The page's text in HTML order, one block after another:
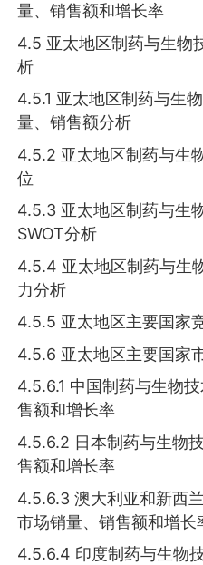
量、销售额和增长率
4.5 亚太地区制药与生物
析
4.5.1 亚太地区制药与生
量、销售额分析
4.5.2 亚太地区制药与生
位
4.5.3 亚太地区制药与生
SWOT分析
4.5.4 亚太地区制药与生
力分析
4.5.5 亚太地区主要国家
4.5.6 亚太地区主要国家
4.5.6.1 中国制药与生物
售额和增长率
4.5.6.2 日本制药与生物
售额和增长率
4.5.6.3 澳大利亚和新西
市场销量、销售额和增长
4.5.6.4 印度制药与生物